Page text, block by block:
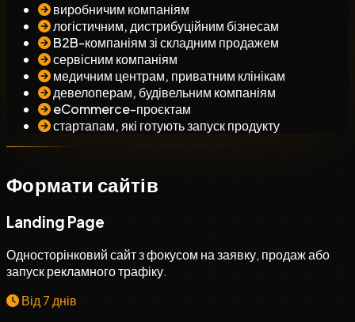
виробничим компаніям
логістичним, дистрибуційним бізнесам
B2B-компаніям зі складним продажем
сервісним компаніям
медичним центрам, приватним клінікам
девелоперам, будівельним компаніям
eCommerce-проєктам
стартапам, які готують запуск продукту
Формати сайтів
Landing Page
Односторінковий сайт з фокусом на заявку, продаж або
запуск рекламного трафіку.
Від 7 днів